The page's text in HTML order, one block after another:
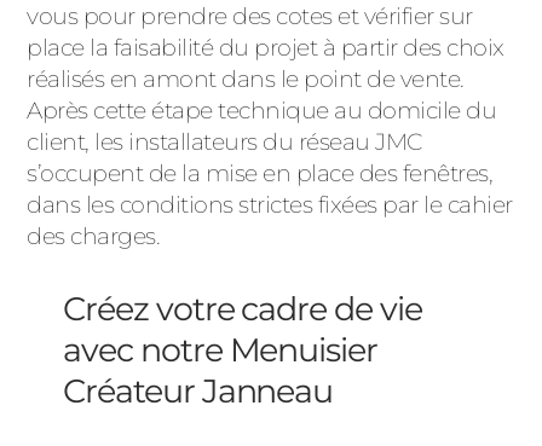
vous pour prendre des cotes et vérifier sur
place la faisabilité du projet à partir des choix
réalisés en amont dans le point de vente.
Après cette étape technique au domicile du
client, les installateurs du réseau JMC
s’occupent de la mise en place des fenêtres,
dans les conditions strictes fixées par le cahier
des charges.
Créez votre cadre de vie
avec notre Menuisier
Créateur Janneau